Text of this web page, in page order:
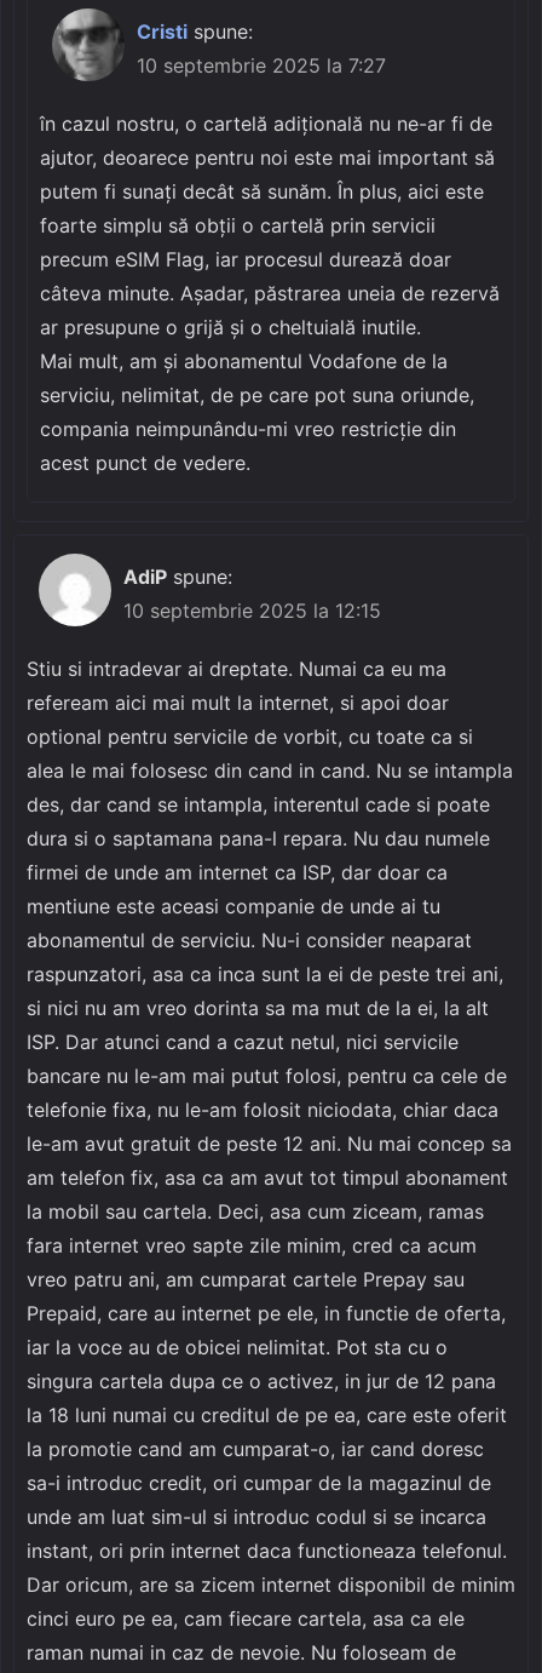
Cristi spune:
10 septembrie 2025 la 7:27
în cazul nostru, o cartelă adițională nu ne-ar fi de
ajutor, deoarece pentru noi este mai important să
putem fi sunați decât să sunăm. În plus, aici este
foarte simplu să obții o cartelă prin servicii
precum eSIM Flag, iar procesul durează doar
câteva minute. Așadar, păstrarea uneia de rezervă
ar presupune o grijă și o cheltuială inutile.
Mai mult, am și abonamentul Vodafone de la
serviciu, nelimitat, de pe care pot suna oriunde,
compania neimpunându-mi vreo restricție din
acest punct de vedere.
AdiP spune:
10 septembrie 2025 la 12:15
Stiu si intradevar ai dreptate. Numai ca eu ma
refeream aici mai mult la internet, si apoi doar
optional pentru servicile de vorbit, cu toate ca si
alea le mai folosesc din cand in cand. Nu se intampla
des, dar cand se intampla, interentul cade si poate
dura si o saptamana pana-l repara. Nu dau numele
firmei de unde am internet ca ISP, dar doar ca
mentiune este aceasi companie de unde ai tu
abonamentul de serviciu. Nu-i consider neaparat
raspunzatori, asa ca inca sunt la ei de peste trei ani,
si nici nu am vreo dorinta sa ma mut de la ei, la alt
ISP. Dar atunci cand a cazut netul, nici servicile
bancare nu le-am mai putut folosi, pentru ca cele de
telefonie fixa, nu le-am folosit niciodata, chiar daca
le-am avut gratuit de peste 12 ani. Nu mai concep sa
am telefon fix, asa ca am avut tot timpul abonament
la mobil sau cartela. Deci, asa cum ziceam, ramas
fara internet vreo sapte zile minim, cred ca acum
vreo patru ani, am cumparat cartele Prepay sau
Prepaid, care au internet pe ele, in functie de oferta,
iar la voce au de obicei nelimitat. Pot sta cu o
singura cartela dupa ce o activez, in jur de 12 pana
la 18 luni numai cu creditul de pe ea, care este oferit
la promotie cand am cumparat-o, iar cand doresc
sa-i introduc credit, ori cumpar de la magazinul de
unde am luat sim-ul si introduc codul si se incarca
instant, ori prin internet daca functioneaza telefonul.
Dar oricum, are sa zicem internet disponibil de minim
cinci euro pe ea, cam fiecare cartela, asa ca ele
raman numai in caz de nevoie. Nu foloseam de